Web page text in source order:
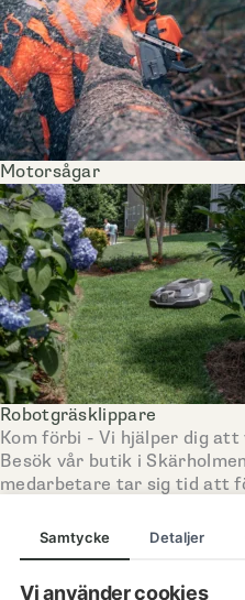
Samtycke Detaljer
Vi använder cookies
Motorsågar
Robotgräsklippare
Kom förbi - Vi hjälper dig
Besök vår butik i
medarbetare tar sig tid att
stress eller köpplikt.
Här hjälper vi dig från "jag